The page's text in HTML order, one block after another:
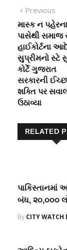
Post
Previous
માસ્ક ન
પાસેથી સમાજ
હાઈકોર્ટના
સુપ્રીમનો સ્ટે
કોર્ટે ગુજરાત
સરકારની
શક્તિ પર
ઉઠાવ્યા
RELATED
પાકિસ્તાનમાં
બંધ, ૨૦,૦૦૦
By CITY WATCH